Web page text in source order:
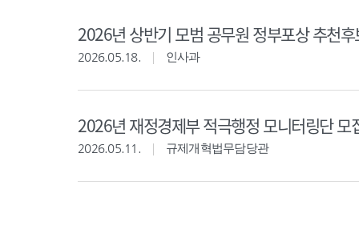
2026년 상반기 모범 공무원 정부포상 추천
2026.05.18. 인사과
2026년 재정경제부 적극행정 모니터링단 모
2026.05.11. 규제개혁법무담당관